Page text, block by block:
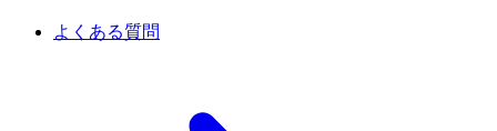
よくある質問